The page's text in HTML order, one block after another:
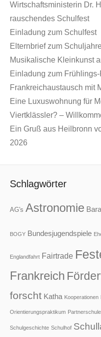
Wirtschaftsministerin Dr.
rauschendes Schulfest
Einladung zum Schulfest
Elternbrief zum
Musikalische Kleinkunst
Einladung zum
Frankreichaustausch mit
Eine Luxuswohnung für
Viertklässler? –
Ein Gruß aus Heilbronn
2026
Schlagwörter
AG's Astronomie
BOGY Bundesjugendspiele
Englandfahrt Fairtrade
Frankreich
forscht Katha Kooperationen
Orientierungspraktikum Partnerschule
Schulgeschichte Schulhof